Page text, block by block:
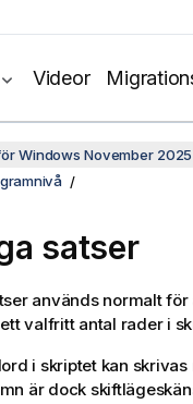
Videor
Windows November 2025
satser
används normalt
valfritt antal rader i
i skriptet kan
är dock